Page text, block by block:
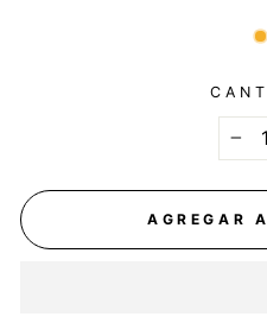
AGREGAR